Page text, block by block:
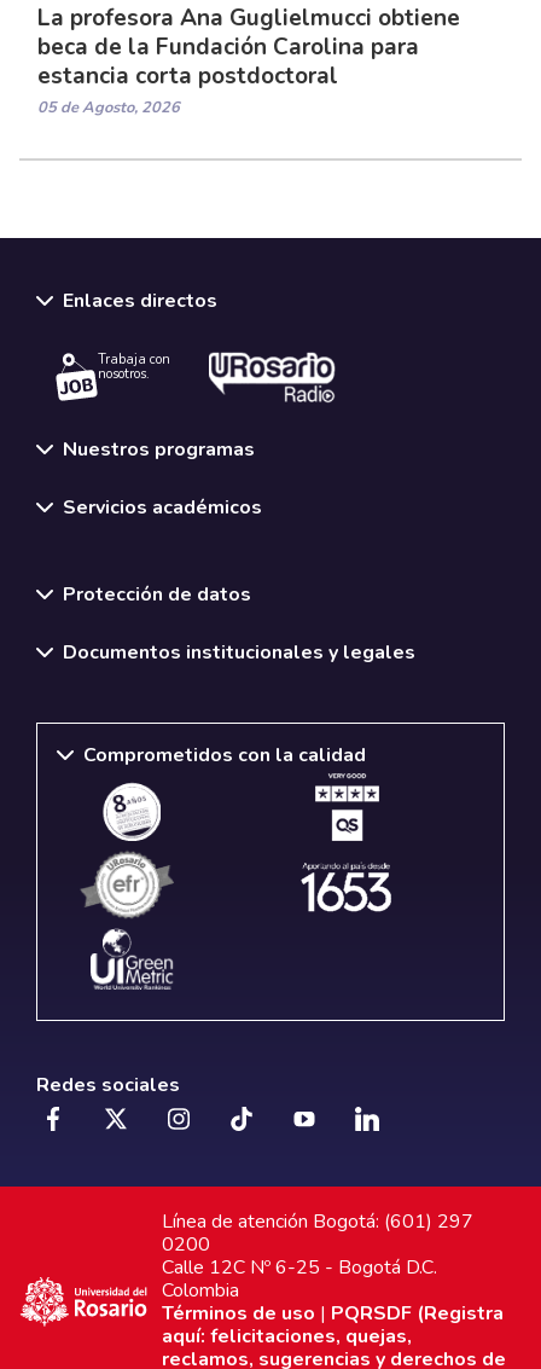
La profesora Ana Guglielmucci obtiene
beca de la Fundación Carolina para
estancia corta postdoctoral
05 de Agosto, 2026
Enlaces directos
Trabaja con
nosotros.
Nuestros programas
Servicios académicos
Protección de datos
Documentos institucionales y legales
Comprometidos con la calidad
Redes sociales
Línea de atención Bogotá: (601) 297
0200
Calle 12C Nº 6-25 - Bogotá D.C.
Colombia
Términos de uso | PQRSDF (Registra
aquí: felicitaciones, quejas,
reclamos, sugerencias y derechos de